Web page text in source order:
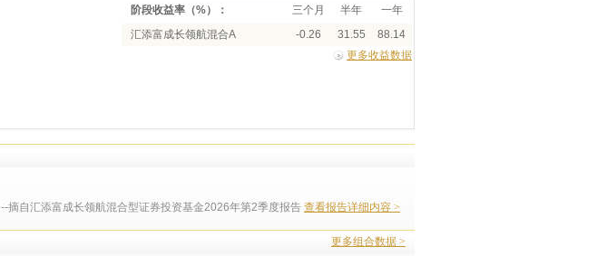
阶段收益率（%）： 三个月 半年 一年
汇添富成长领航混合A -0.26 31.55
88.14
更多收益数据
--摘自汇添富成长领航混合型证券投资基金2026年第2季度报告 查看报告详细内容 >
更多组合数据 >